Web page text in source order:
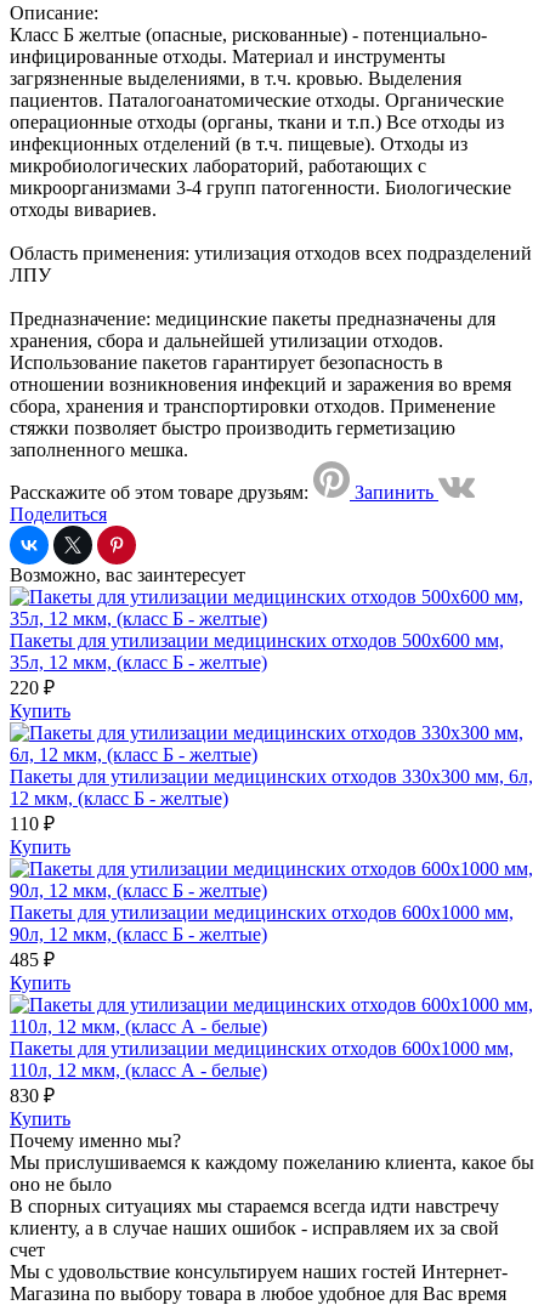
Описание:
Класс Б желтые (опасные, рискованные) - потенциально-
инфицированные отходы. Материал и инструменты
загрязненные выделениями, в т.ч. кровью. Выделения
пациентов. Паталогоанатомические отходы. Органические
операционные отходы (органы, ткани и т.п.) Все отходы из
инфекционных отделений (в т.ч. пищевые). Отходы из
микробиологических лабораторий, работающих с
микроорганизмами 3-4 групп патогенности. Биологические
отходы вивариев.
Область применения: утилизация отходов всех подразделений
ЛПУ
Предназначение: медицинские пакеты предназначены для
хранения, сбора и дальнейшей утилизации отходов.
Использование пакетов гарантирует безопасность в
отношении возникновения инфекций и заражения во время
сбора, хранения и транспортировки отходов. Применение
стяжки позволяет быстро производить герметизацию
заполненного мешка.
Расскажите об этом товаре друзьям:
Запинить
Поделиться
Возможно, вас заинтересует
Пакеты для утилизации медицинских отходов 500x600 мм,
35л, 12 мкм, (класс Б - желтые)
220 ₽
Купить
Пакеты для утилизации медицинских отходов 330x300 мм, 6л,
12 мкм, (класс Б - желтые)
110 ₽
Купить
Пакеты для утилизации медицинских отходов 600x1000 мм,
90л, 12 мкм, (класс Б - желтые)
485 ₽
Купить
Пакеты для утилизации медицинских отходов 600x1000 мм,
110л, 12 мкм, (класс А - белые)
830 ₽
Купить
Почему именно мы?
Мы прислушиваемся к каждому пожеланию клиента, какое бы
оно не было
В спорных ситуациях мы стараемся всегда идти навстречу
клиенту, а в случае наших ошибок - исправляем их за свой
счет
Мы с удовольствие консультируем наших гостей Интернет-
Магазина по выбору товара в любое удобное для Вас время